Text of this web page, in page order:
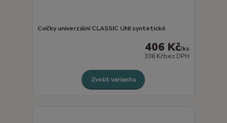
Cvičky univerzální CLASSIC UNI syntetické
406 Kč/ks
336 Kčbez DPH
Zvolit variantu